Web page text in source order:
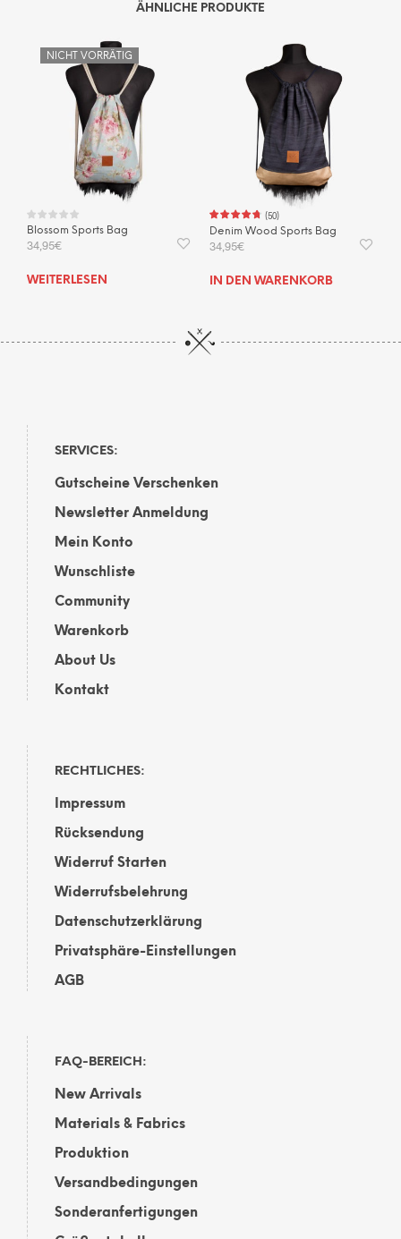
ÄHNLICHE PRODUKTE
NICHT VORRÄTIG
Blossom Sports Bag
34,95€
WEITERLESEN
(50)
Denim Wood Sports Bag
34,95€
IN DEN WARENKORB
SERVICES:
Gutscheine Verschenken
Newsletter Anmeldung
Mein Konto
Wunschliste
Community
Warenkorb
About Us
Kontakt
RECHTLICHES:
Impressum
Rücksendung
Widerruf Starten
Widerrufsbelehrung
Datenschutzerklärung
Privatsphäre-Einstellungen
AGB
FAQ-BEREICH:
New Arrivals
Materials & Fabrics
Produktion
Versandbedingungen
Sonderanfertigungen